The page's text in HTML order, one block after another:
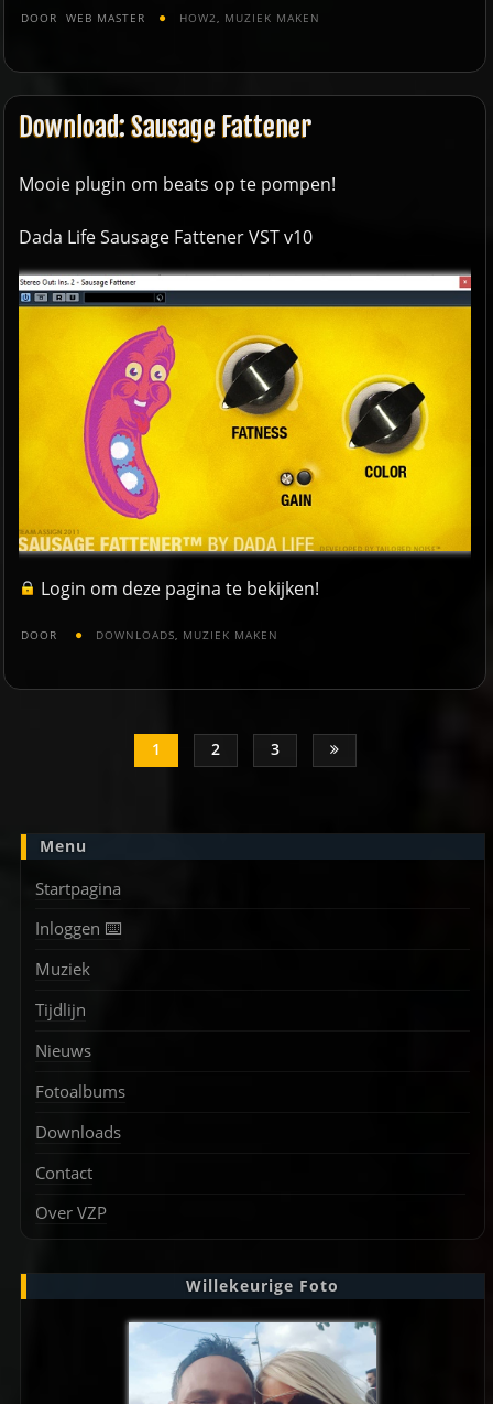
DOOR WEB MASTER HOW2 MUZIEK MAKEN
Download: Sausage Fattener
Mooie plugin om beats op te pompen!
Dada Life Sausage Fattener VST v10
Login om deze pagina te bekijken!
DOOR DOWNLOADS MUZIEK MAKEN
1 2 3
Menu
Startpagina
Inloggen ⌨️
Muziek
Tijdlijn
Nieuws
Fotoalbums
Downloads
Contact
Over VZP
Willekeurige Foto